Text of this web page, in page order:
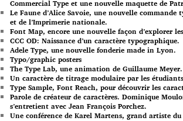
Commercial Type et une nouvelle maquette de
Le Faune d’Alice Savoie, une nouvelle commande
et de l’Imprimerie nationale.
Font Map, encore une nouvelle façon d’explorer
CCC OD: Naissance d’un caractère typographique.
Adele Type, une nouvelle fonderie made in Lyon.
Typo/graphic posters
The Type Lab, une animation de Guillaume Meyer.
Un caractère de titrage modulaire par les
Type Sample, Font Reach, pour découvrir les
Parole de créateur de caractères. Dominique
s’entretient avec Jean François Porchez.
Une conférence de Karel Martens, grand artiste